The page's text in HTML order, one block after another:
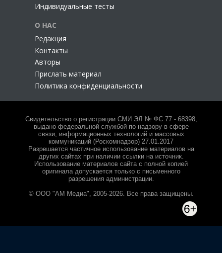
Индивидуальные тесты
О НАС
Редакция
Контакты
Авторы
Прислать материал
Политика конфиденциальности
Свидетельство о регистрации СМИ ЭЛ № ФС 77 - 68398,
выдано федеральной службой по надзору в сфере
связи, информационных технологий и массовых
коммуникаций (Роскомнадзор) 27.01.2017
Разрешается частичное использование материалов на
других сайтах при наличии ссылки на источник.
Использование материалов сайта с полной копией
оригинала допускается только с письменного
разрешения администрации.
© ООО "АМ Медиа", 2005-2026. Все права защищены.